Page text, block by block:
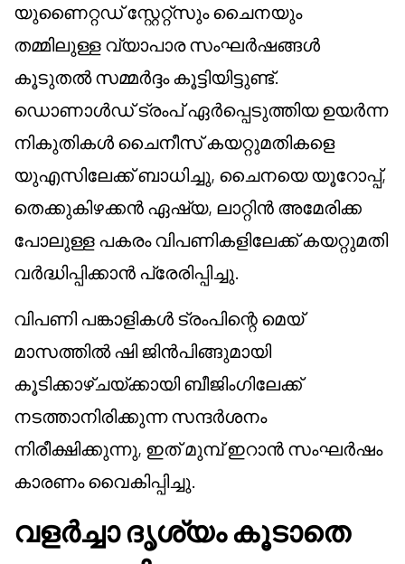
യുണൈറ്റഡ് സ്റ്റേറ്റ്സും ചൈനയും
തമ്മിലുള്ള വ്യാപാര സംഘർഷങ്ങൾ
കൂടുതൽ സമ്മർദ്ദം കൂട്ടിയിട്ടുണ്ട്.
ഡൊണാൾഡ് ട്രംപ് ഏർപ്പെടുത്തിയ ഉയർന്ന
നികുതികൾ ചൈനീസ് കയറ്റുമതികളെ
യുഎസിലേക്ക് ബാധിച്ചു, ചൈനയെ യൂറോപ്പ്,
തെക്കുകിഴക്കൻ ഏഷ്യ, ലാറ്റിൻ അമേരിക്ക
പോലുള്ള പകരം വിപണികളിലേക്ക് കയറ്റുമതി
വർദ്ധിപ്പിക്കാൻ പ്രേരിപ്പിച്ചു.
വിപണി പങ്കാളികൾ ട്രംപിന്റെ മെയ്
മാസത്തിൽ ഷി ജിൻപിങ്ങുമായി
കൂടിക്കാഴ്ചയ്ക്കായി ബീജിംഗിലേക്ക്
നടത്താനിരിക്കുന്ന സന്ദർശനം
നിരീക്ഷിക്കുന്നു, ഇത് മുമ്പ് ഇറാൻ സംഘർഷം
കാരണം വൈകിപ്പിച്ചു.
വളർച്ചാ ദൃശ്യം കൂടാതെ